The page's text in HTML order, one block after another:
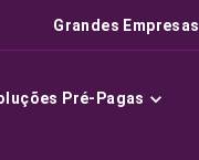
Grandes Empresas
Pré-Pagas